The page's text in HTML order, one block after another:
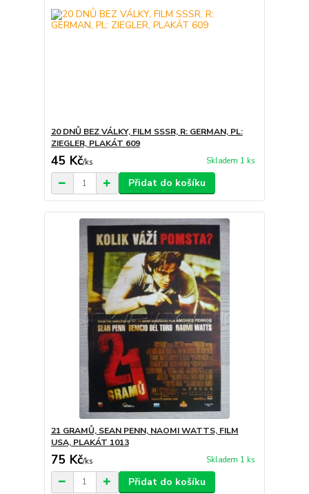
20 DNŮ BEZ VÁLKY, FILM SSSR, R: GERMAN, PL:
ZIEGLER, PLAKÁT 609
45 Kč/ks Skladem 1 ks
Přidat do košíku
21 GRAMŮ, SEAN PENN, NAOMI WATTS, FILM
USA, PLAKÁT 1013
75 Kč/ks Skladem 1 ks
Přidat do košíku